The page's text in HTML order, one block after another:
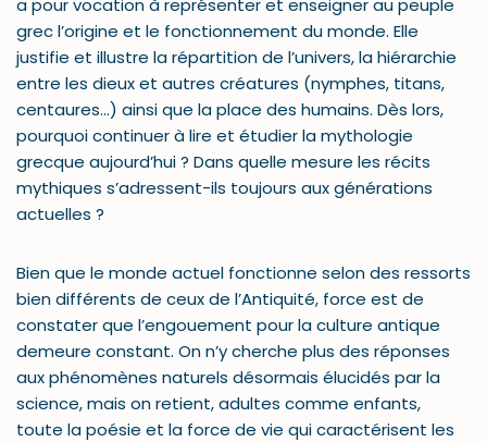
grec l’origine et le fonctionnement du monde. Elle
justifie et illustre la répartition de l’univers, la hiérarchie
entre les dieux et autres créatures (nymphes, titans,
centaures…) ainsi que la place des humains. Dès lors,
pourquoi continuer à lire et étudier la mythologie
grecque aujourd’hui ? Dans quelle mesure les récits
mythiques s’adressent-ils toujours aux générations
actuelles ?
Bien que le monde actuel fonctionne selon des ressorts
bien différents de ceux de l’Antiquité, force est de
constater que l’engouement pour la culture antique
demeure constant. On n’y cherche plus des réponses
aux phénomènes naturels désormais élucidés par la
science, mais on retient, adultes comme enfants,
toute la poésie et la force de vie qui caractérisent les